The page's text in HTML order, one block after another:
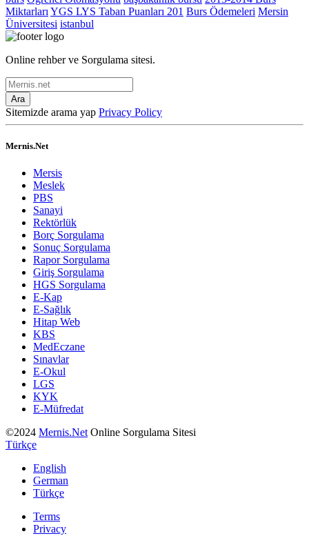
Miktarları YGS LYS Taban Puanları 201 Burs Ödemeleri Mersin
Üniversitesi istanbul
Online rehber ve Sorgulama sitesi.
Ara
Sitemizde arama yap Privacy Policy
Mernis.Net
Mersis
Meslek
PBS
Sanayi
Rektörlük
Borç Sorgulama
Sonuç Sorgulama
Rapor Sorgulama
Giriş Sorgulama
HGS Sorgulama
E-Kap
E-Sağlık
Hitap Web
KBS
MedEczane
Sınavlar
E-Okul
LGS
KYK
E-Müfredat
©2024 Mernis.Net Online Sorgulama Sitesi
Türkçe
English
German
Türkçe
Terms
Privacy